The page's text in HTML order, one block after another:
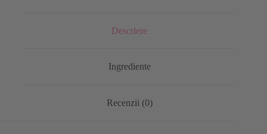
Descriere
Ingrediente
Recenzii (0)